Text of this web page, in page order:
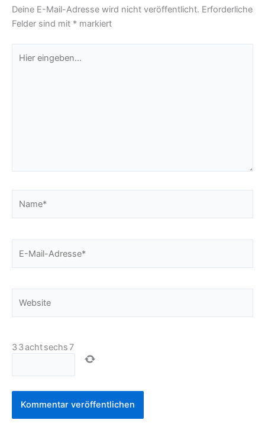
Deine E-Mail-Adresse wird nicht veröffentlicht. Erforderliche
Felder sind mit * markiert
eingeben…
Mail-
3 3achtsechs 7